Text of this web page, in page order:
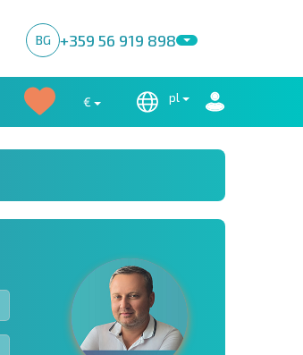
BG +359 56 919 898
€ pl